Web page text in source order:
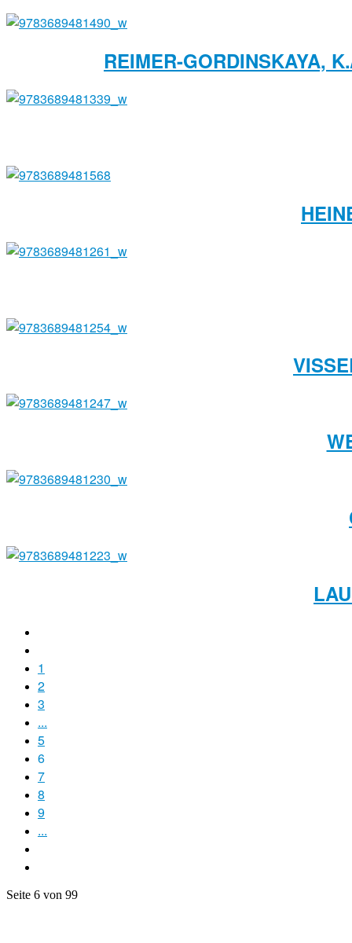
REIMER-GORDINSKAYA,
1
2
3
...
5
6
7
8
9
...
Seite 6 von 99